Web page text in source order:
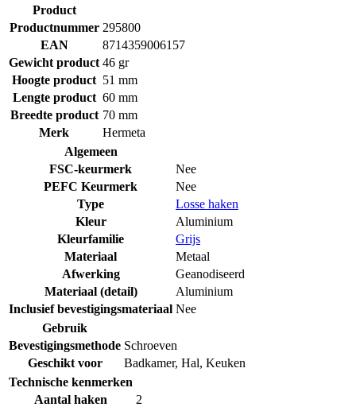
Product
Productnummer 295800
EAN
8714359006157
Gewicht product 46 gr
Hoogte product 51 mm
Lengte product 60 mm
Breedte product 70 mm
Merk
Hermeta
Algemeen
FSC-keurmerk
Nee
PEFC Keurmerk
Nee
Type
Losse haken
Kleur
Aluminium
Kleurfamilie
Grijs
Materiaal
Metaal
Afwerking
Geanodiseerd
Materiaal (detail)
Aluminium
Inclusief bevestigingsmateriaal Nee
Gebruik
Bevestigingsmethode Schroeven
Geschikt voor
Badkamer, Hal, Keuken
Technische kenmerken
Aantal haken
2